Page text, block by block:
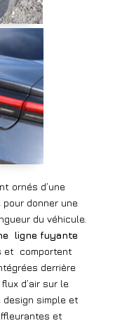
ornés d’une
donner une
du véhicule.
ligne fuyante
et comportent
derrière
d’air sur le
design simple et
et